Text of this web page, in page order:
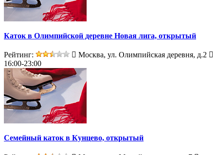
Каток в Олимпийской деревне Новая лига, открытый
Рейтинг:
Москва, ул. Олимпийская деревня, д.2
16:00-23:00
Семейный каток в Кунцево, открытый